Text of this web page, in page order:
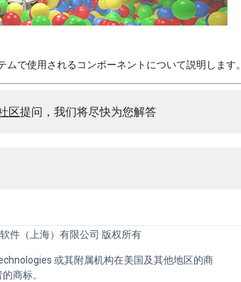
で使用されるコンポーネントについて説明します。
区提问，我们将尽快为您解答
件（上海）有限公司 版权所有
或其附属机构在美国及其他地区的商
商标。